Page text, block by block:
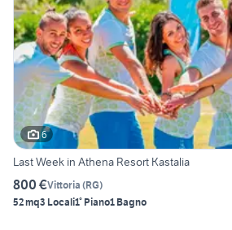
6
Last Week in Athena Resort Kastalia
800 €Vittoria (RG)
52 mq3 Locali1° Piano1 Bagno